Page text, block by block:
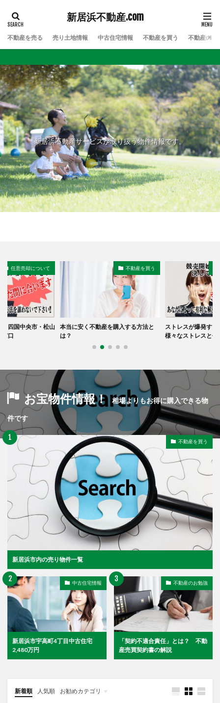
新居浜不動産.com
不動産を売る 売り土地情報 中古住宅情報 不動産を買う 不動産のお
新居浜不動産サービスが取り扱う物件情報です。
任意売却について
四国中央市・松山
窓口
不動産を買う
本当に安く不動産を購入する方法と
は？
ストレスが爆発す
様々なストレスと任
お宝物件情報！ 相場よりもお得に購入できる物
件です
不動産を買う
新居浜市内の売り物件一覧
中古住宅情報
新居浜市宇高町4丁目中古住宅
2,480万円
不動産のお勉強
「契約不適合責任」とは？ 不動
産売買契約書の解説
新着順 人気順 お勧めカテゴリ